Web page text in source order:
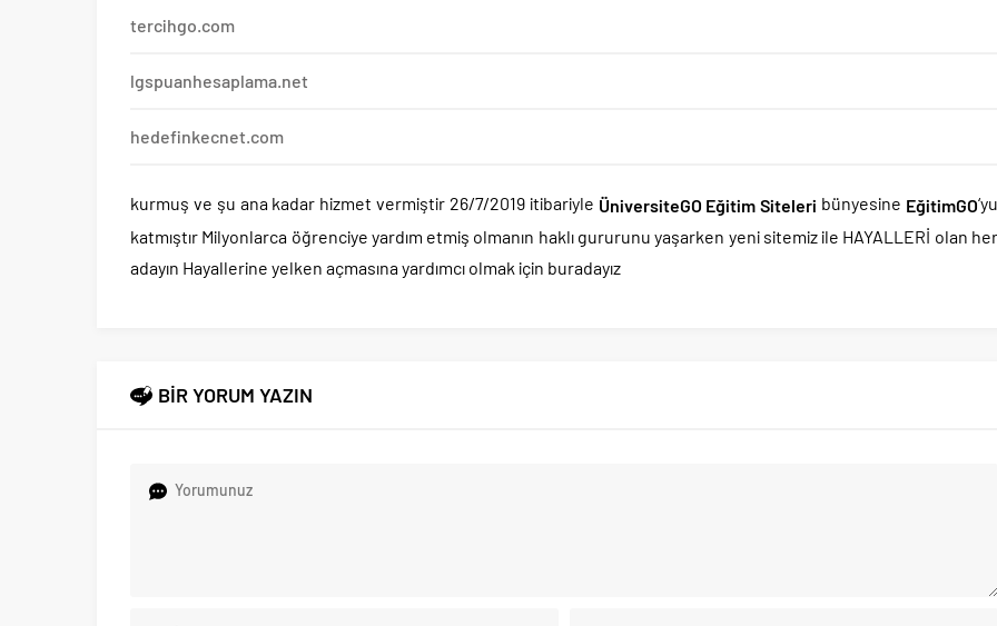
tercihgo.com
lgspuanhesaplama.net
hedefinkecnet.com
kurmuş ve şu ana kadar hizmet vermiştir 26/7/2019 itibariyle ÜniversiteGO Eğitim Siteleri bünyesine EğitimGO
katmıştır Milyonlarca öğrenciye yardım etmiş olmanın haklı gururunu yaşarken yeni sitemiz ile HAYALLERİ olan her
adayın Hayallerine yelken açmasına yardımcı olmak için buradayız
BİR YORUM YAZIN